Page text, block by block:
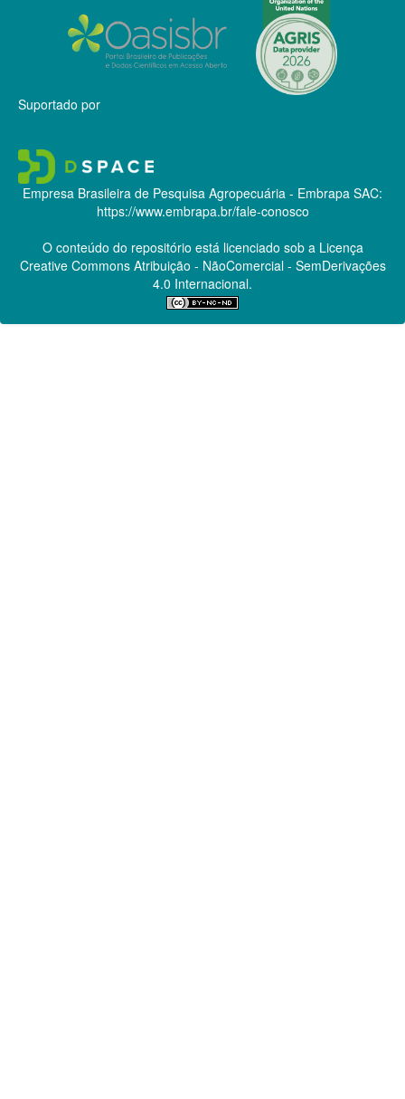
Suportado por
Empresa Brasileira de Pesquisa Agropecuária - Embrapa SAC:
https://www.embrapa.br/fale-conosco
O conteúdo do repositório está licenciado sob a Licença
Creative CommonsAtribuição - NãoComercial - SemDerivações
4.0 Internacional.